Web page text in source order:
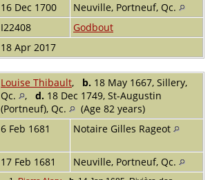
16 Dec 1700
Neuville, Portneuf, Qc.
I22408
Godbout
18 Apr 2017
Louise Thibault, b. 18 May 1667, Sillery,
Qc.
, d. 18 Dec 1749, St-Augustin
(Portneuf), Qc.
(Age 82 years)
6 Feb 1681 Notaire Gilles Rageot
17 Feb 1681
Neuville, Portneuf, Qc.